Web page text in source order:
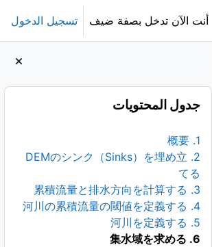
أنت الآن تدخل بصفة ضيف تسجيل الدخول
الكتل
تجاوز جدول المحتويات
جدول المحتويات
1. 概要
2. DEMのシンク（Sinks）を埋め立
てる
3. 累積流量と排水方向を計算する
4. 河川の累積流量の閾値を定義する
5. 河川を定義する
6. 集水域を求める